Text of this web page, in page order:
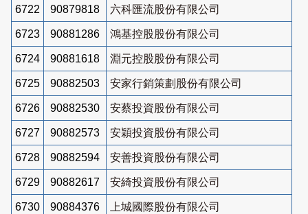
6722 90879818 六科匯流股份有限公司
6723 90881286 鴻基控股股份有限公司
6724 90881618 淵元控股股份有限公司
6725 90882503 安家行銷策劃股份有限公司
6726 90882530 安蔡投資股份有限公司
6727 90882573 安穎投資股份有限公司
6728 90882594 安善投資股份有限公司
6729 90882617 安綺投資股份有限公司
6730 90884376 上城國際股份有限公司